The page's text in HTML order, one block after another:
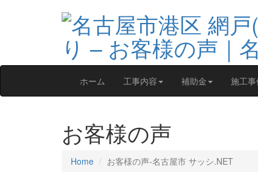
ホーム 工事内容 補助金 施工事
お客様の声
Home お客様の声‐名古屋市 サッシ.NET